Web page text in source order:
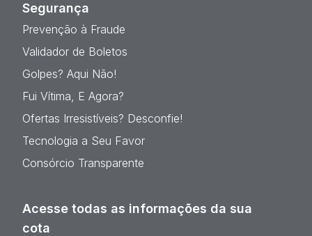
Segurança
Prevenção à Fraude
Validador de Boletos
Golpes? Aqui Não!
Fui Vítima, E Agora?
Ofertas Irresistíveis? Desconfie!
Tecnologia a Seu Favor
Consórcio Transparente
Acesse todas as informações da sua
cota